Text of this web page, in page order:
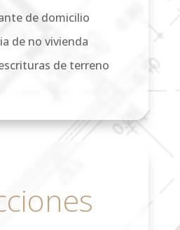
de domicilio
de no vivienda
de terreno